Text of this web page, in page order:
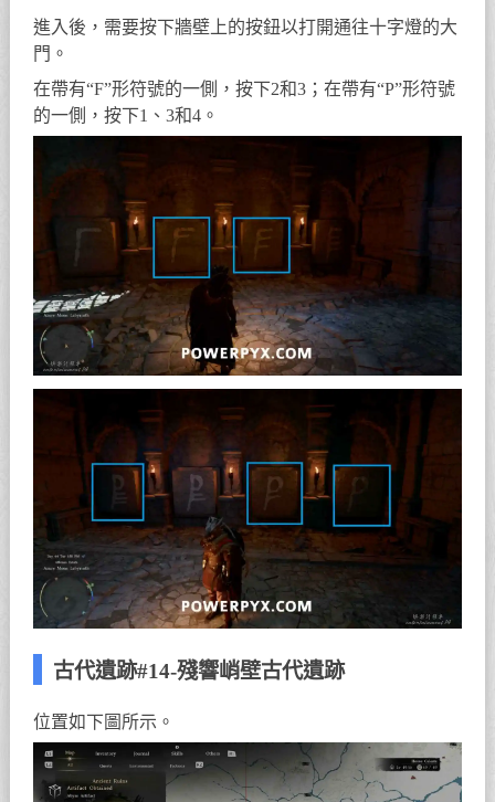
進入後，需要按下牆壁上的按鈕以打開通往十字燈的大
門。
在帶有“F”形符號的一側，按下2和3；在帶有“P”形符號
的一側，按下1、3和4。
古代遺跡#14-殘響峭壁古代遺跡
位置如下圖所示。